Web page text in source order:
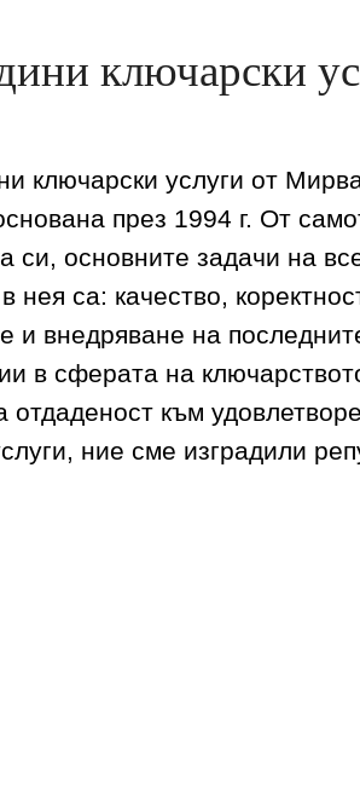
ключарски
ключарски услуги от
през 1994 г. От
си, основните задачи на
нея са: качество,
и внедряване на
в сферата на
отдаденост към
ние сме изградили